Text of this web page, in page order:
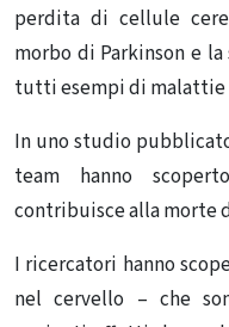
perdita di cellule
morbo di Parkinson e
tutti esempi di malattie
In uno studio
team hanno
contribuisce alla morte
I ricercatori hanno
nel cervello – che